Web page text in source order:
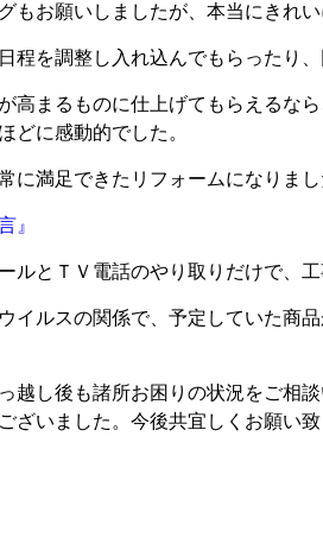
もお願いしましたが、本当にきれ
程を調整し入れ込んでもらったり
高まるものに仕上げてもらえるな
どに感動的でした。
に満足できたリフォームになりまし
』
ルとＴＶ電話のやり取りだけで、
イルスの関係で、予定していた商
越し後も諸所お困りの状況をご相
ざいました。今後共宜しくお願い致